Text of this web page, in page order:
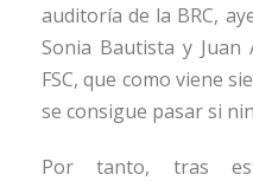
auditoría de la BRC,
Sonia Bautista y
FSC, que como viene
se consigue pasar si
Por tanto, tras